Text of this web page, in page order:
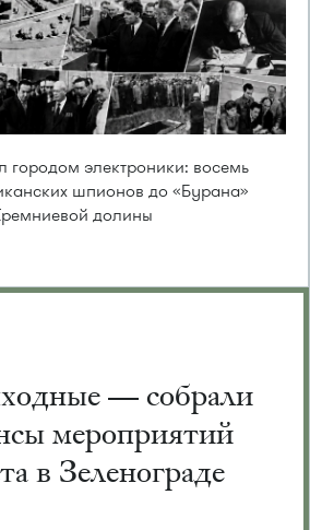
городом электроники: восемь
шпионов до «Бурана»
долины
— собрали
мероприятий
в Зеленограде